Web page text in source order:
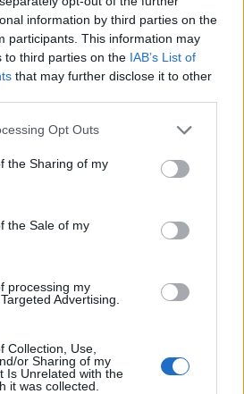
information by third parties on the
participants. This information may
to third parties on the IAB’s List of
that may further disclose it to other
Opt Outs
the Sharing of my
the Sale of my
processing my
Advertising.
Collection, Use,
or Sharing of my
Is Unrelated with the
it was collected.